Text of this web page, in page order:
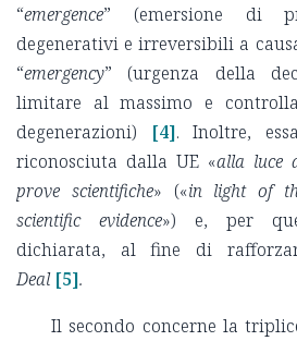
“emergence” (emersione di
degenerativi e irreversibili a
“emergency” (urgenza della
limitare al massimo e
degenerazioni)
[4]. Inoltre,
riconosciuta dalla UE «alla luce
prove scientifiche» («in light of
scientific evidence») e, per
dichiarata, al fine di
Deal [5].
Il secondo concerne la